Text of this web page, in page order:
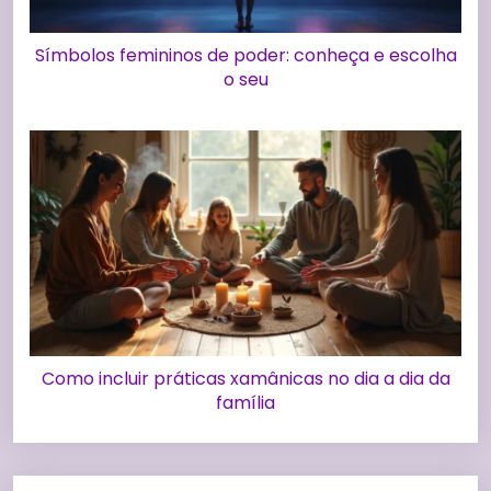
Símbolos femininos de poder: conheça e escolha
o seu
Como incluir práticas xamânicas no dia a dia da
família